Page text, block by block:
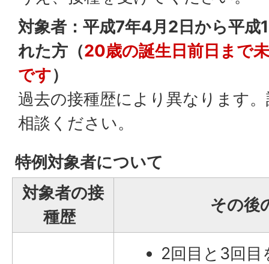
対象者：平成7年4月2日から平成
れた方（20歳の誕生日前日まで
です）
過去の接種歴により異なります
相談ください。
特例対象者について
対象者の接
種歴
その後
2回目と3回目